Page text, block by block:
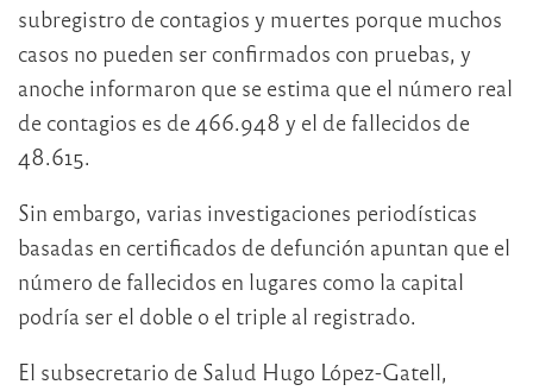
subregistro de contagios y muertes porque muchos
casos no pueden ser confirmados con pruebas, y
anoche informaron que se estima que el número real
de contagios es de 466.948 y el de fallecidos de
48.615.
Sin embargo, varias investigaciones periodísticas
basadas en certificados de defunción apuntan que el
número de fallecidos en lugares como la capital
podría ser el doble o el triple al registrado.
El subsecretario de Salud Hugo López-Gatell,